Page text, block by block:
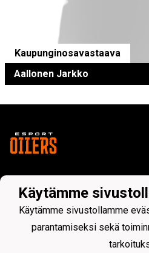
Kaupunginosavastaava
Aallonen Jarkko
Tietosuojaseloste
Esport Oilers ry
2547488-6
c/o Esport Arena
Koivu-Mankkaan tie 5, 02200
Käytämme
Käytämme sivustollamme
parantamiseksi sekä